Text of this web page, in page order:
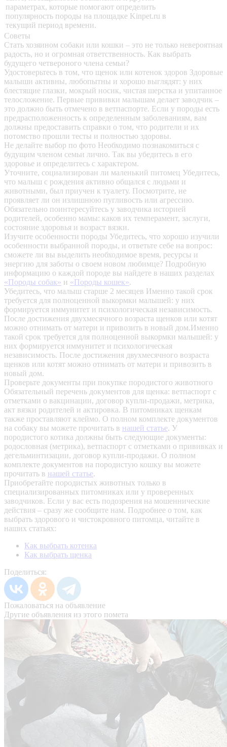
параметрах, которые помогают определить
популярность породы на площадке Kinpet.ru в
текущий период времени.
Советы
Стать хозяином собаки или кошки – это не только невероятная
радость, но и огромная ответственность. Как выбрать
будущего четвероного члена семьи?
Удостоверьтесь в том, что щенок или котенок здоров Здоровые
малыши активны, любопытны и хорошо выглядят: у них
блестящие глазки, мокрый носик, чистая шерстка и упитанное
телосложение. Первые прививки малышам делает заводчик –
это должно быть отмечено в ветпаспорте. Если у породы есть
предрасположенность к определенным заболеваниям, вам
должны предоставить справки о том, что родители и их
потомство прошли тесты и полностью здоровы.
Не делайте выбор по фото Необходимо познакомиться с
будущим членом семьи лично. Так вы убедитесь в его
здоровье и определитесь с характером.
Уточните, социализирован ли маленький питомец Убедитесь,
что малыш с рождения активно общался с людьми и
животными, был приучен к туалету. Посмотрите, не
проявляет ли он излишнюю пугливость или агрессию.
Обязательно поинтересуйтесь у заводчика историей
родителей, особенно мамы: каков их темперамент, заслуги,
состояние здоровья и возраст вязки.
Изучите особенности породы Убедитесь, что хорошо изучили
особенности выбранной породы, и ответьте себе на вопрос:
сможете ли вы выделить необходимое время, ресурсы и
энергию для заботы о своем новом любимце? Подробную
информацию о каждой породе вы найдете в наших разделах
«Породы собак» и «Породы кошек».
Убедитесь, что малыш старше 2 месяцев Именно такой срок
требуется для полноценной выкормки малышей: у них
формируется иммунитет и психологическая независимость.
После достижения двухмесячного возраста щенков или котят
можно отнимать от матери и привозить в новый дом.Именно
такой срок требуется для полноценной выкормки малышей: у
них формируется иммунитет и психологическая
независимость. После достижения двухмесячного возраста
щенков или котят можно отнимать от матери и привозить в
новый дом.
Проверьте документы при покупке породистого животного
Обязательный перечень документов для щенка: ветпаспорт с
отметками о вакцинации, договор купли-продажи, метрика,
акт вязки родителей и актировка. В питомниках щенкам
также проставляют клеймо. О полном комплекте документов
на собаку вы можете прочитать в нашей статье. У
породистого котика должны быть следующие документы:
родословная (метрика), ветпаспорт с отметками о прививках и
дегельминтизации, договор купли-продажи. О полном
комплекте документов на породистую кошку вы можете
прочитать в нашей статье.
Приобретайте породистых животных только в
специализированных питомниках или у проверенных
заводчиков. Если у вас есть подозрения на мошеннические
действия – сразу же сообщите нам. Подробнее о том, как
выбрать здорового и чистокровного питомца, читайте в
наших статьях:
Как выбрать котенка
Как выбрать щенка
Поделиться:
Пожаловаться на объявление
Другие объявления из этого помета